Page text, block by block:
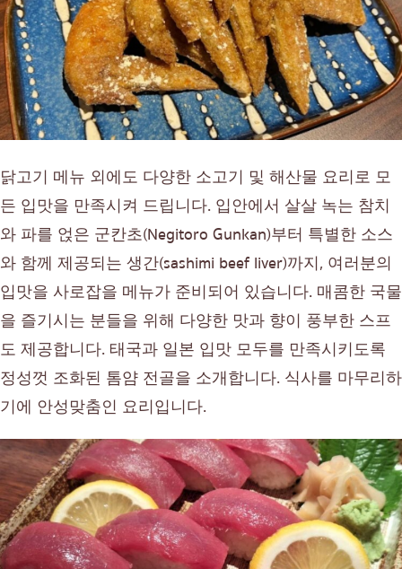
닭고기 메뉴 외에도 다양한 소고기 및 해산물 요리로 모
든 입맛을 만족시켜 드립니다. 입안에서 살살 녹는 참치
와 파를 얹은 군칸초(Negitoro Gunkan)부터 특별한 소스
와 함께 제공되는 생간(sashimi beef liver)까지, 여러분의
입맛을 사로잡을 메뉴가 준비되어 있습니다. 매콤한 국물
을 즐기시는 분들을 위해 다양한 맛과 향이 풍부한 스프
도 제공합니다. 태국과 일본 입맛 모두를 만족시키도록
정성껏 조화된 톰얌 전골을 소개합니다. 식사를 마무리하
기에 안성맞춤인 요리입니다.